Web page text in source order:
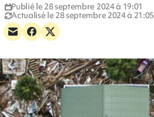
Publié le 28 septembre 2024 à 19:01
Actualisé le 28 septembre 2024 à 21:05